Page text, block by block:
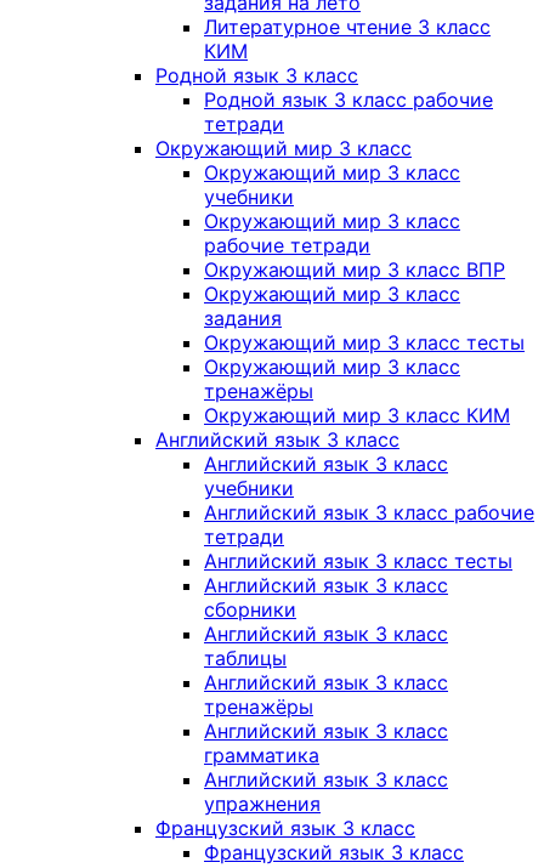
Литературное чтение 3 класс
КИМ
Родной язык 3 класс
Родной язык 3 класс рабочие
тетради
Окружающий мир 3 класс
Окружающий мир 3 класс
учебники
Окружающий мир 3 класс
рабочие тетради
Окружающий мир 3 класс ВПР
Окружающий мир 3 класс
задания
Окружающий мир 3 класс тесты
Окружающий мир 3 класс
тренажёры
Окружающий мир 3 класс КИМ
Английский язык 3 класс
Английский язык 3 класс
учебники
Английский язык 3 класс рабочие
тетради
Английский язык 3 класс тесты
Английский язык 3 класс
сборники
Английский язык 3 класс
таблицы
Английский язык 3 класс
тренажёры
Английский язык 3 класс
грамматика
Английский язык 3 класс
упражнения
Французский язык 3 класс
Французский язык 3 класс